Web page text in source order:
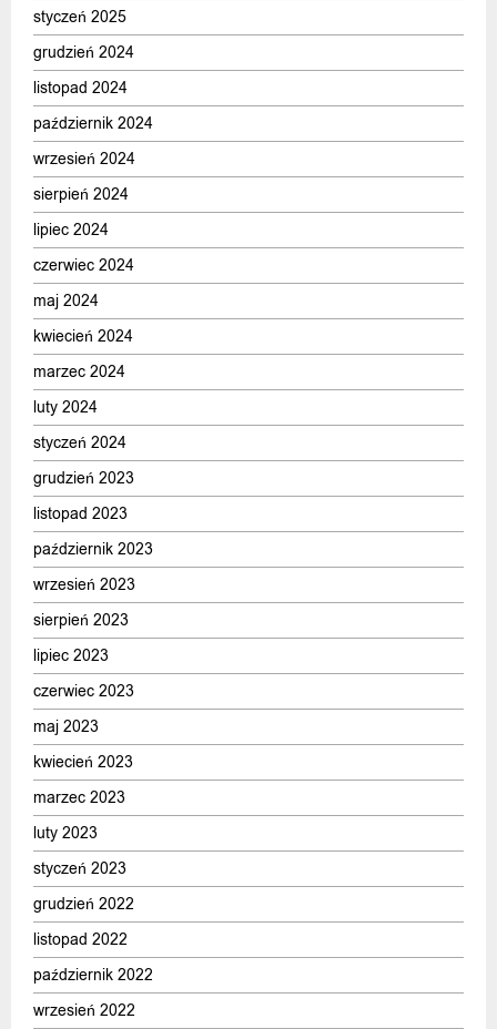
styczeń 2025
grudzień 2024
listopad 2024
październik 2024
wrzesień 2024
sierpień 2024
lipiec 2024
czerwiec 2024
maj 2024
kwiecień 2024
marzec 2024
luty 2024
styczeń 2024
grudzień 2023
listopad 2023
październik 2023
wrzesień 2023
sierpień 2023
lipiec 2023
czerwiec 2023
maj 2023
kwiecień 2023
marzec 2023
luty 2023
styczeń 2023
grudzień 2022
listopad 2022
październik 2022
wrzesień 2022